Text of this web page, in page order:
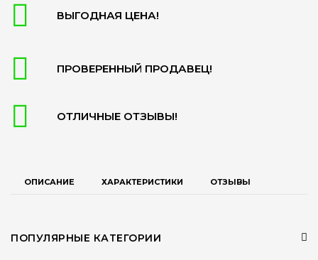
ВЫГОДНАЯ ЦЕНА!
ПРОВЕРЕННЫЙ ПРОДАВЕЦ!
ОТЛИЧНЫЕ ОТЗЫВЫ!
ОПИСАНИЕ ХАРАКТЕРИСТИКИ ОТЗЫВЫ
ПОПУЛЯРНЫЕ КАТЕГОРИИ